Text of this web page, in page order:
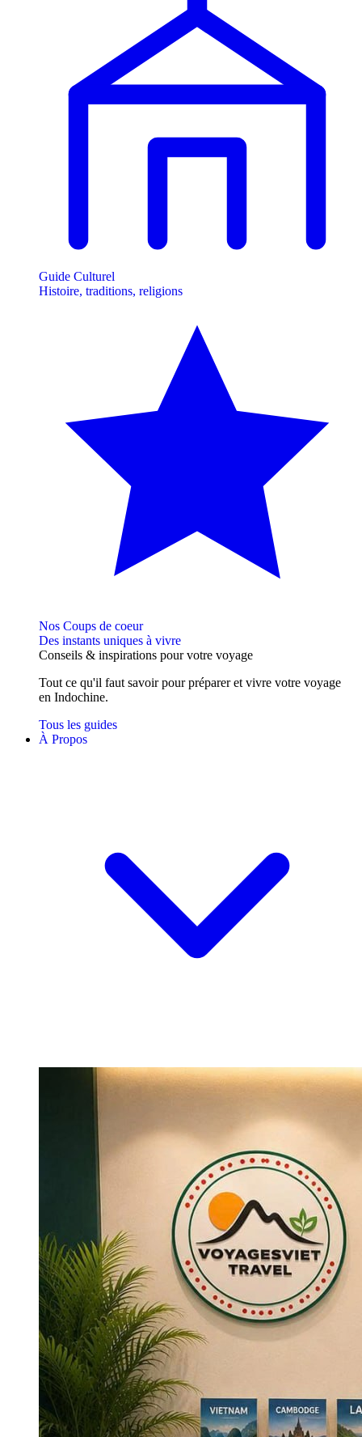
Guide Culturel
Histoire, traditions, religions
Nos Coups de coeur
Des instants uniques à vivre
Conseils & inspirations pour votre voyage
Tout ce qu'il faut savoir pour préparer et vivre votre voyage
en Indochine.
Tous les guides
À Propos